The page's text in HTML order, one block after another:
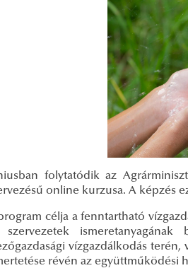
folytatódik az
online kurzusa. A képzés
célja a fenntartható
szervezetek
vízgazdálkodás
révén az együttműködési